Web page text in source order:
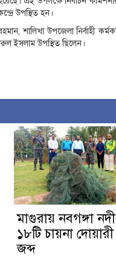
উপস্থিত হন।
শালিখা উপজেলা নির্বাহী
ইসলাম উপস্থিত ছিলেন।
মাগুরায় নবগঙ্গা
১৮টি চায়না
জব্দ